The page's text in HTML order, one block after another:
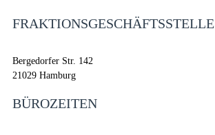
FRAKTIONSGESCHÄFTSSTELLE
Bergedorfer Str. 142
21029 Hamburg
BÜROZEITEN